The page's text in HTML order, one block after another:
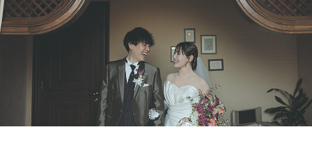
Concept
Wedding
ウェディングトップ